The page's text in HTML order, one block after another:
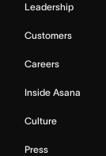
Leadership
Customers
Careers
Inside Asana
Culture
Press